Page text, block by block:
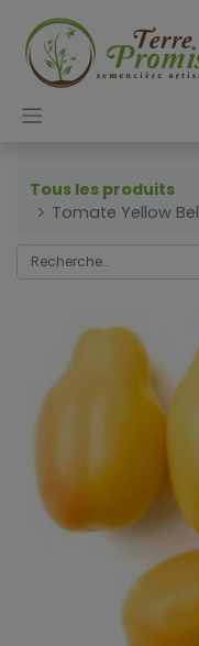
Tous les produits
Tomate Yellow